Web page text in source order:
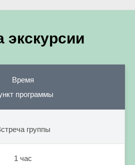
экскурсии
Время
программы
группы
1 час